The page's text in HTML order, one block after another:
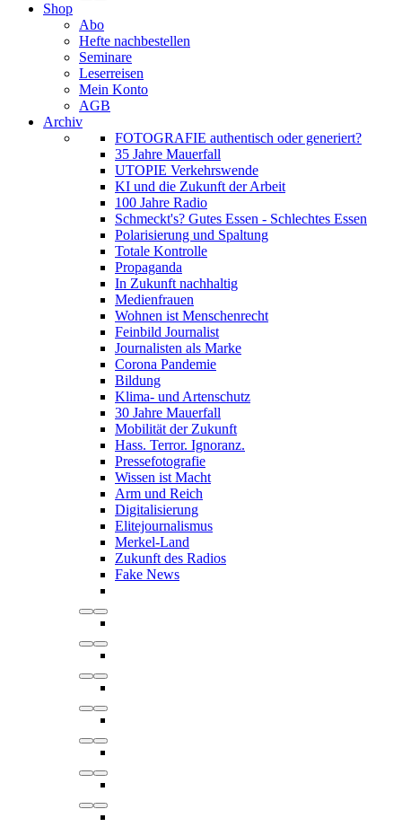
Shop
Abo
Hefte nachbestellen
Seminare
Leserreisen
Mein Konto
AGB
Archiv
FOTOGRAFIE authentisch oder generiert?
35 Jahre Mauerfall
UTOPIE Verkehrswende
KI und die Zukunft der Arbeit
100 Jahre Radio
Schmeckt's? Gutes Essen - Schlechtes Essen
Polarisierung und Spaltung
Totale Kontrolle
Propaganda
In Zukunft nachhaltig
Medienfrauen
Wohnen ist Menschenrecht
Feinbild Journalist
Journalisten als Marke
Corona Pandemie
Bildung
Klima- und Artenschutz
30 Jahre Mauerfall
Mobilität der Zukunft
Hass. Terror. Ignoranz.
Pressefotografie
Wissen ist Macht
Arm und Reich
Digitalisierung
Elitejournalismus
Merkel-Land
Zukunft des Radios
Fake News